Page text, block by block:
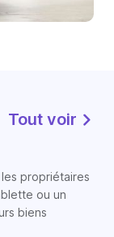
Tout voir
propriétaires
ou un
biens